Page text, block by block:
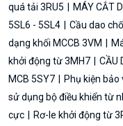
quá tải 3RU5
MÁY CẮT
5SL6 - 5SL4
Cầu dao
dạng khối MCCB 3VM
khởi động từ 3MH7
CẦU
MCB 5SY7
Phụ kiện bảo
sử dụng bộ điều khiển từ
cực
Rơ-le khởi động từ